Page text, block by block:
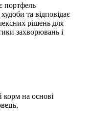
та відповідає
рішень для
захворювань і
на основі